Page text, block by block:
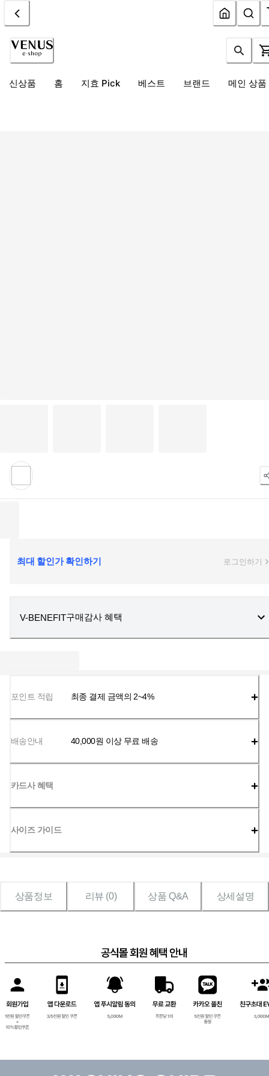
신상품 홈 지효 Pick 베스트 브랜드 메인 상품
최대 할인가 확인하기 로그인하기
V-BENEFIT구매감사 혜택
포인트 적립 최종 결제 금액의 2~4%
배송안내 40,000원 이상 무료 배송
카드사 혜택
사이즈 가이드
상품정보 리뷰 (0) 상품 Q&A 상세설명